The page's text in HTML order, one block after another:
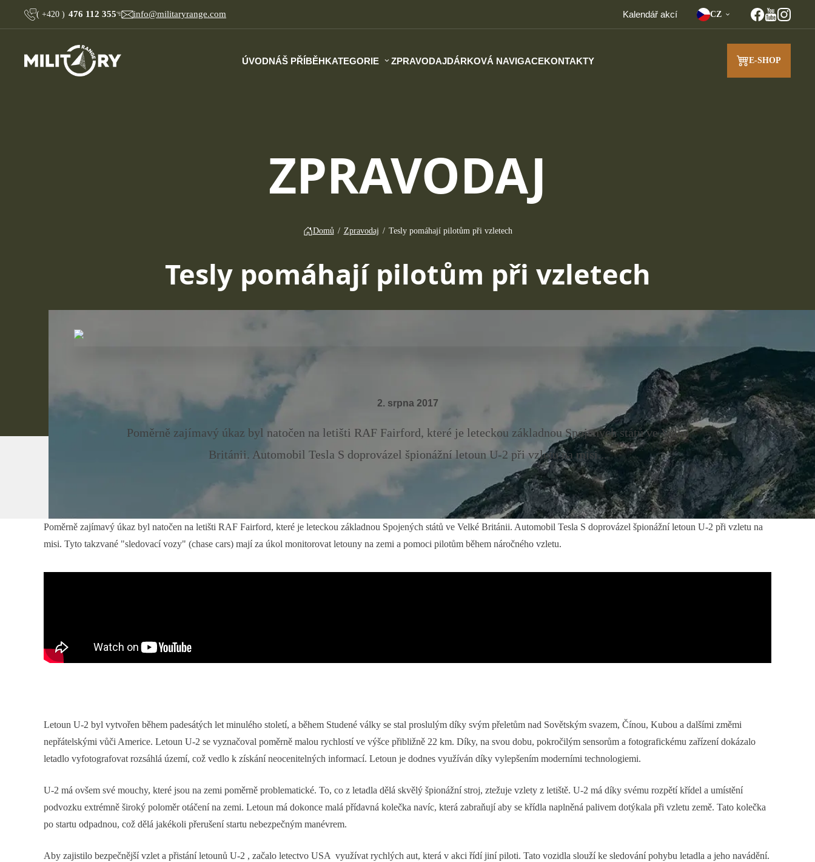
( +420 ) 476 112 355 info@militaryrange.com Kalendář akcí CZ
ÚVODNÁŠ PŘÍBĚHKATEGORIE ZPRAVODAJDÁRKOVÁ NAVIGACEKONTAKTY E-SHOP
ZPRAVODAJ
Domů / Zpravodaj / Tesly pomáhají pilotům při vzletech
Tesly pomáhají pilotům při vzletech
2. srpna 2017
Poměrně zajímavý úkaz byl natočen na letišti RAF Fairford, které je leteckou základnou Spojených států ve Velké
Británii. Automobil Tesla S doprovázel špionážní letoun U-2 při vzletu na misi...
Poměrně zajímavý úkaz byl natočen na letišti RAF Fairford, které je leteckou základnou Spojených států ve Velké Británii. Automobil Tesla S doprovázel špionážní letoun U-2 při vzletu na
misi. Tyto takzvané "sledovací vozy" (chase cars) mají za úkol monitorovat letouny na zemi a pomoci pilotům během náročného vzletu.
Letoun U-2 byl vytvořen během padesátých let minulého století, a během Studené války se stal proslulým díky svým přeletům nad Sovětským svazem, Čínou, Kubou a dalšími změmi
nepřátelskými vůči Americe. Letoun U-2 se vyznačoval poměrně malou rychlostí ve výšce přibližně 22 km. Díky, na svou dobu, pokročilým sensorům a fotografickému zařízení dokázalo
letadlo vyfotografovat rozsáhlá území, což vedlo k získání neocenitelných informací. Letoun je dodnes využíván díky vylepšením moderními technologiemi.
U-2 má ovšem své mouchy, které jsou na zemi poměrně problematické. To, co z letadla dělá skvělý špionážní stroj, ztežuje vzlety z letiště. U-2 má díky svému rozpětí křídel a umístění
podvozku extrémně široký poloměr otáčení na zemi. Letoun má dokonce malá přídavná kolečka navíc, která zabraňují aby se křídla naplněná palivem dotýkala při vzletu země. Tato kolečka
po startu odpadnou, což dělá jakékoli přerušení startu nebezpečným manévrem.
Aby zajistilo bezpečnější vzlet a přistání letounů U-2 , začalo letectvo USA využívat rychlých aut, která v akci řídí jiní piloti. Tato vozidla slouží ke sledování pohybu letadla a jeho navádění.